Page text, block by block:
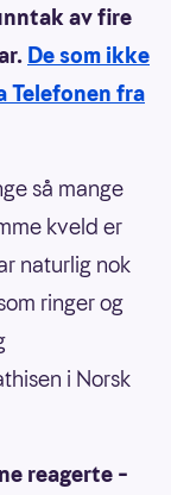
av fire
De som ikke
Telefonen fra
så mange
kveld er
naturlig nok
ringer og
i Norsk
reagerte –